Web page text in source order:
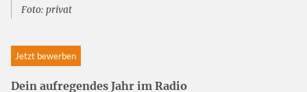
Foto: privat
Jetzt bewerben
Dein aufregendes Jahr im Radio